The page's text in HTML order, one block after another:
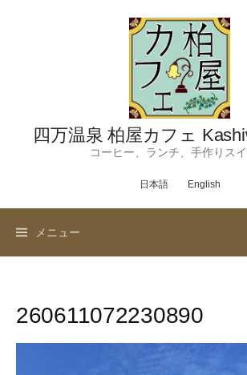
四万温泉 柏屋カフェ
コーヒー、ランチ、手作りス
日本語 English
メニュー
260611072230890